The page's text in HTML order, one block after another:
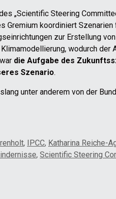
„Scientific Steering
koordiniert
zur Erstellung
wodurch der
die Aufgabe des
Szenario.
unter anderem von der
, IPCC, Katharina Reiche-
, Scientific Steering